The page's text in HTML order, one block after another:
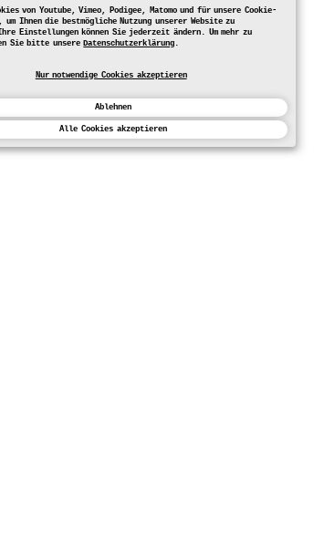
von Youtube, Vimeo, Podigee, Matomo und für unsere Cookie-
Ihnen die bestmögliche Nutzung unserer Website zu
Einstellungen können Sie jederzeit ändern. Um mehr zu
Sie bitte unsereDatenschutzerklärung.
Nur notwendige Cookies akzeptieren
Ablehnen
Alle Cookies akzeptieren